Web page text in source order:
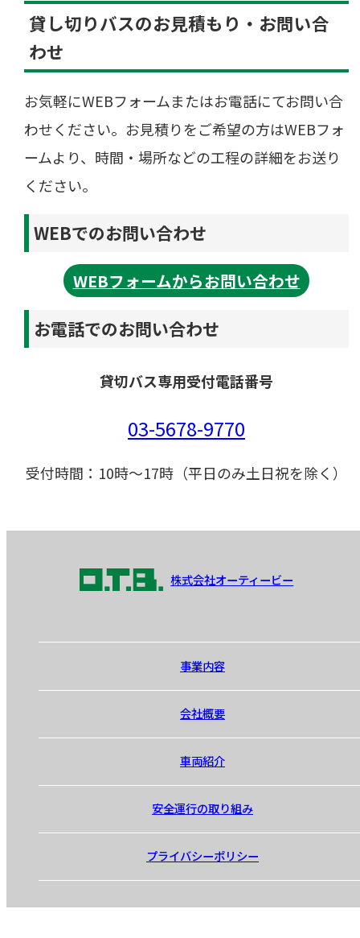
貸し切りバスのお見積もり・お問い合
わせ
お気軽にWEBフォームまたはお電話にてお問い合
わせください。お見積りをご希望の方はWEBフォ
ームより、時間・場所などの工程の詳細をお送り
ください。
WEBでのお問い合わせ
WEBフォームからお問い合わせ
お電話でのお問い合わせ
貸切バス専用受付電話番号
03-5678-9770
受付時間：10時～17時（平日のみ土日祝を除く）
株式会社オーティービー
事業内容
会社概要
車両紹介
安全運行の取り組み
プライバシーポリシー